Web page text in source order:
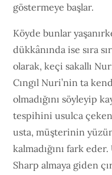
göstermeye başlar.
Köyde bunlar
dükkânında ise sıra
olarak, keçi sakallı
Cıngıl Nuri’nin ta
olmadığını söyleyip
tespihini usulca
usta, müşterinin
kalmadığını fark
Sharp almaya giden